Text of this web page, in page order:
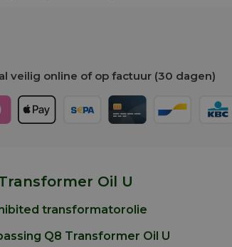
veilig online of op factuur (30 dagen)
Oil U
transformatorolie
Q8 Transformer Oil U